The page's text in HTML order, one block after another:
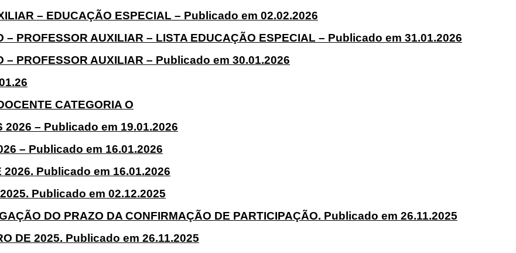
– EDUCAÇÃO ESPECIAL – Publicado em 02.02.2026
– PROFESSOR AUXILIAR – LISTA EDUCAÇÃO ESPECIAL – Publicado em 31.01.2026
– PROFESSOR AUXILIAR – Publicado em 30.01.2026
CATEGORIA O
2026 – Publicado em 19.01.2026
– Publicado em 16.01.2026
2026. Publicado em 16.01.2026
Publicado em 02.12.2025
DO PRAZO DA CONFIRMAÇÃO DE PARTICIPAÇÃO. Publicado em 26.11.2025
DE 2025. Publicado em 26.11.2025